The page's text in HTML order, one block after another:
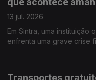
que acontece
13 jul. 2026
Em Sintra, uma instituição
enfrenta uma grave crise
Transportes